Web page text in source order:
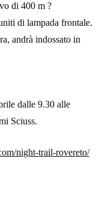
di 400 m ?
di lampada frontale.
andrà indossato in
dalle 9.30 alle
Sciuss.
night-trail-rovereto/